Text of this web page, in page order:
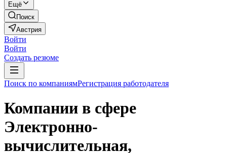
Ещё
Поиск
Австрия
Войти
Войти
Создать резюме
Поиск по компаниямРегистрация работодателя
Компании в сфере
Электронно-
вычислительная,